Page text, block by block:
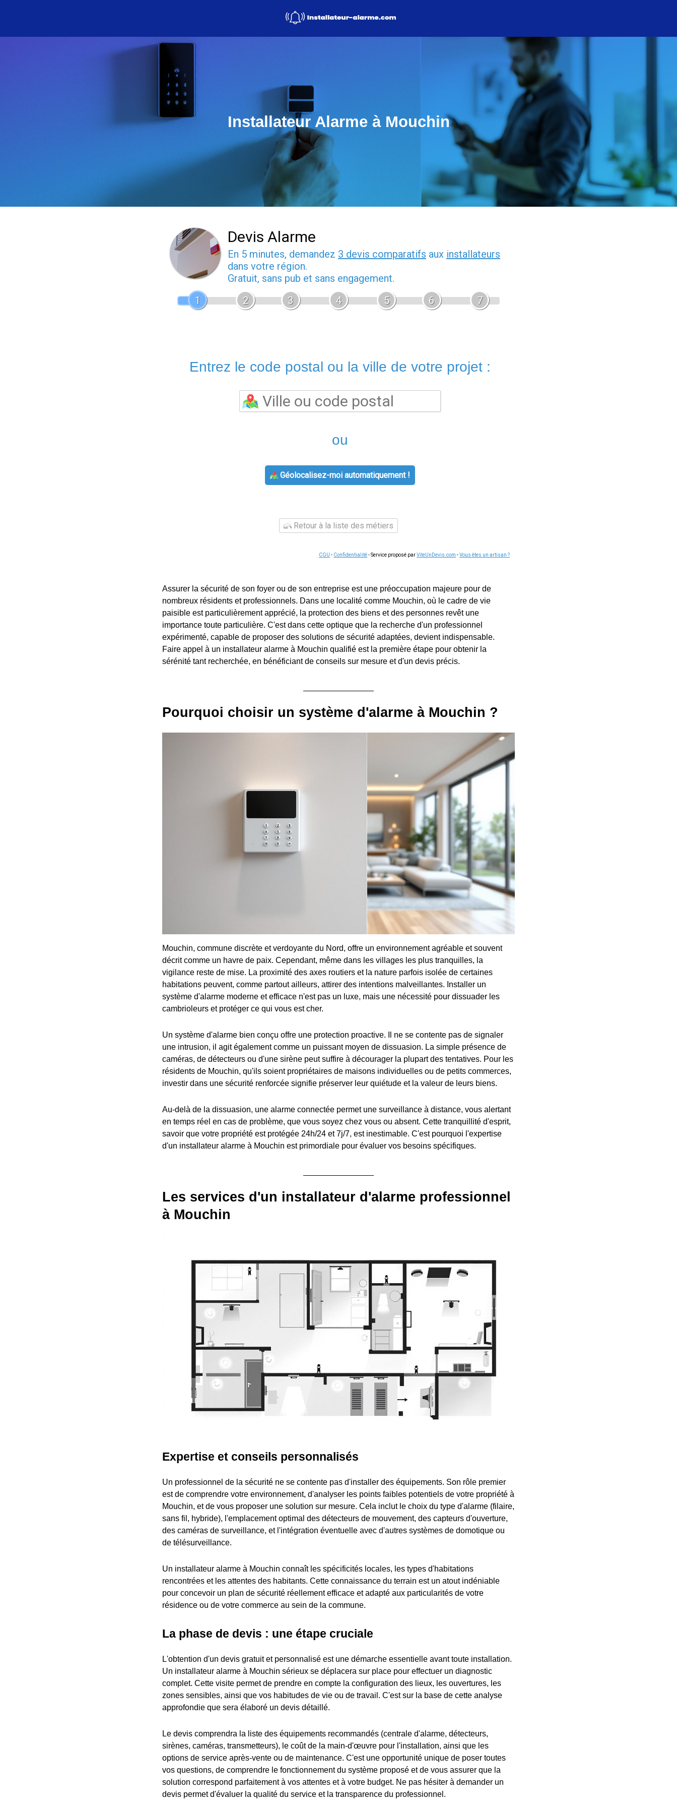
Installateur Alarme à Mouchin
Devis Alarme
En 5 minutes, demandez 3 devis comparatifs aux installateurs
dans votre région.
Gratuit, sans pub et sans engagement.
1
2 3 4 5 6 7
Entrez le code postal ou la ville de votre projet :
ou
Géolocalisez-moi automatiquement !
Retour à la liste des métiers
CGU - Confidentialité- Service proposé parViteUnDevis.com -Vous êtes un artisan ?
Assurer la sécurité de son foyer ou de son entreprise est une préoccupation majeure pour de
nombreux résidents et professionnels. Dans une localité comme Mouchin, où le cadre de vie
paisible est particulièrement apprécié, la protection des biens et des personnes revêt une
importance toute particulière. C'est dans cette optique que la recherche d'un professionnel
expérimenté, capable de proposer des solutions de sécurité adaptées, devient indispensable.
Faire appel à un installateur alarme à Mouchin qualifié est la première étape pour obtenir la
sérénité tant recherchée, en bénéficiant de conseils sur mesure et d'un devis précis.
Pourquoi choisir un système d'alarme à Mouchin ?
Mouchin, commune discrète et verdoyante du Nord, offre un environnement agréable et souvent
décrit comme un havre de paix. Cependant, même dans les villages les plus tranquilles, la
vigilance reste de mise. La proximité des axes routiers et la nature parfois isolée de certaines
habitations peuvent, comme partout ailleurs, attirer des intentions malveillantes. Installer un
système d'alarme moderne et efficace n'est pas un luxe, mais une nécessité pour dissuader les
cambrioleurs et protéger ce qui vous est cher.
Un système d'alarme bien conçu offre une protection proactive. Il ne se contente pas de signaler
une intrusion, il agit également comme un puissant moyen de dissuasion. La simple présence de
caméras, de détecteurs ou d'une sirène peut suffire à décourager la plupart des tentatives. Pour les
résidents de Mouchin, qu'ils soient propriétaires de maisons individuelles ou de petits commerces,
investir dans une sécurité renforcée signifie préserver leur quiétude et la valeur de leurs biens.
Au-delà de la dissuasion, une alarme connectée permet une surveillance à distance, vous alertant
en temps réel en cas de problème, que vous soyez chez vous ou absent. Cette tranquillité d'esprit,
savoir que votre propriété est protégée 24h/24 et 7j/7, est inestimable. C'est pourquoi l'expertise
d'un installateur alarme à Mouchin est primordiale pour évaluer vos besoins spécifiques.
Les services d'un installateur d'alarme professionnel
à Mouchin
Expertise et conseils personnalisés
Un professionnel de la sécurité ne se contente pas d'installer des équipements. Son rôle premier
est de comprendre votre environnement, d'analyser les points faibles potentiels de votre propriété à
Mouchin, et de vous proposer une solution sur mesure. Cela inclut le choix du type d'alarme (filaire,
sans fil, hybride), l'emplacement optimal des détecteurs de mouvement, des capteurs d'ouverture,
des caméras de surveillance, et l'intégration éventuelle avec d'autres systèmes de domotique ou
de télésurveillance.
Un installateur alarme à Mouchin connaît les spécificités locales, les types d'habitations
rencontrées et les attentes des habitants. Cette connaissance du terrain est un atout indéniable
pour concevoir un plan de sécurité réellement efficace et adapté aux particularités de votre
résidence ou de votre commerce au sein de la commune.
La phase de devis : une étape cruciale
L'obtention d'un devis gratuit et personnalisé est une démarche essentielle avant toute installation.
Un installateur alarme à Mouchin sérieux se déplacera sur place pour effectuer un diagnostic
complet. Cette visite permet de prendre en compte la configuration des lieux, les ouvertures, les
zones sensibles, ainsi que vos habitudes de vie ou de travail. C'est sur la base de cette analyse
approfondie que sera élaboré un devis détaillé.
Le devis comprendra la liste des équipements recommandés (centrale d'alarme, détecteurs,
sirènes, caméras, transmetteurs), le coût de la main-d'œuvre pour l'installation, ainsi que les
options de service après-vente ou de maintenance. C'est une opportunité unique de poser toutes
vos questions, de comprendre le fonctionnement du système proposé et de vous assurer que la
solution correspond parfaitement à vos attentes et à votre budget. Ne pas hésiter à demander un
devis permet d'évaluer la qualité du service et la transparence du professionnel.